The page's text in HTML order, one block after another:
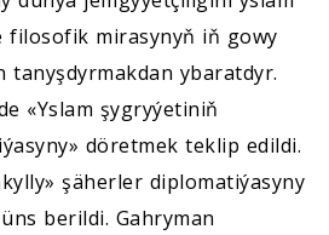
filosofik mirasynyň iň gowy
ybaratdyr.
«Yslam şygryýetiniň
döretmek teklip edildi.
şäherler diplomatiýasyny
berildi. Gahryman